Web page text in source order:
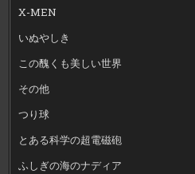
X-MEN
いぬやしき
この醜くも美しい世界
その他
つり球
とある科学の超電磁砲
ふしぎの海のナディア